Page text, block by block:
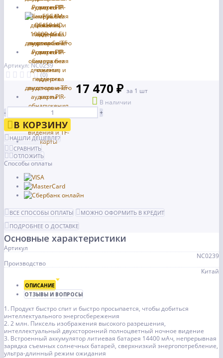
Артикул: NC0239
(0)
17 470 ₽ за 1 шт
В наличии
-
+
В КОРЗИНУ
НАШЛИ ДЕШЕВЛЕ?
СРАВНИТЬ
ОТЛОЖИТЬ
Способы оплаты
ВСЕ СПОСОБЫ ОПЛАТЫ
МОЖНО ОФОРМИТЬ В КРЕДИТ
ПОДРОБНЕЕ О ДОСТАВКЕ
Основные характеристики
Артикул
NC0239
Производство
Китай
ОПИСАНИЕ
ОТЗЫВЫ И ВОПРОСЫ
1. Продукт быстро спит и быстро просыпается, чтобы добиться
интеллектуального энергосбережения
2. 2 млн. Пиксель изображения высокого разрешения,
интеллектуальный двухсторонний полноцветный ночное видение
3. Встроенный аккумулятор литиевая батарея 14400 мАч, непрерывная
зарядка съемных солнечных батарей, сверхнизкий энергопотребление,
ультра-длинный режим ожидания